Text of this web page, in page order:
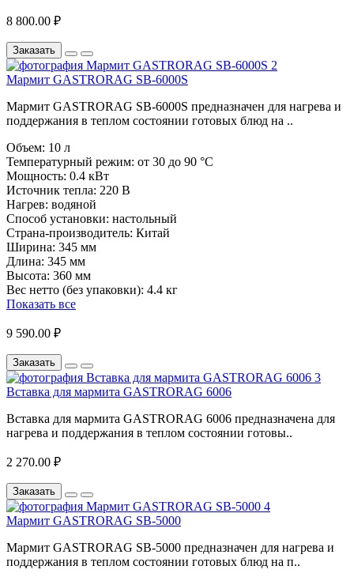
8 800.00 ₽
Заказать
Мармит GASTRORAG SB-6000S
Мармит GASTRORAG SB-6000S предназначен для нагрева и
поддержания в теплом состоянии готовых блюд на ..
Объем: 10 л
Температурный режим: от 30 до 90 °C
Мощность: 0.4 кВт
Источник тепла: 220 В
Нагрев: водяной
Способ установки: настольный
Страна-производитель: Китай
Ширина: 345 мм
Длина: 345 мм
Высота: 360 мм
Вес нетто (без упаковки): 4.4 кг
Показать все
9 590.00 ₽
Заказать
Вставка для мармита GASTRORAG 6006
Вставка для мармита GASTRORAG 6006 предназначена для
нагрева и поддержания в теплом состоянии готовы..
2 270.00 ₽
Заказать
Мармит GASTRORAG SB-5000
Мармит GASTRORAG SB-5000 предназначен для нагрева и
поддержания в теплом состоянии готовых блюд на п..